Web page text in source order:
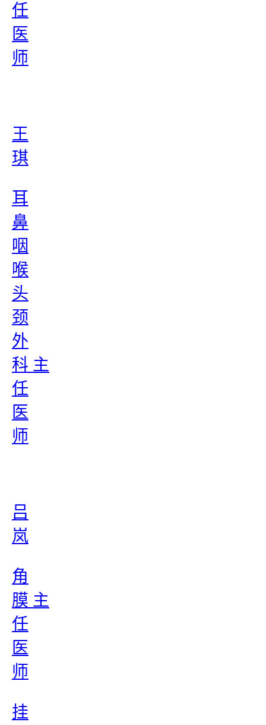
任
医
师
王
琪
耳
鼻
咽
喉
头
颈
外
科 主
任
医
师
吕
岚
角
膜 主
任
医
师
挂